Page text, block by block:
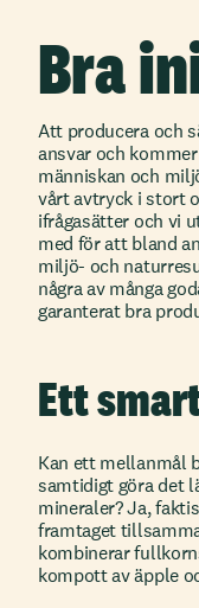
Bra
Att producera och
ansvar och
människan och
vårt avtryck i stort
ifrågasätter och vi
med för att bland
miljö- och
några av många
garanterat bra
Ett
Kan ett mellanmål
samtidigt göra det
mineraler? Ja,
framtaget
kombinerar
kompott av äpple